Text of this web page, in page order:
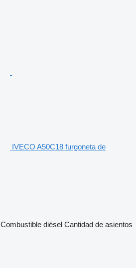
IVECO A50C18 furgoneta de
Combustible diésel Cantidad de asientos